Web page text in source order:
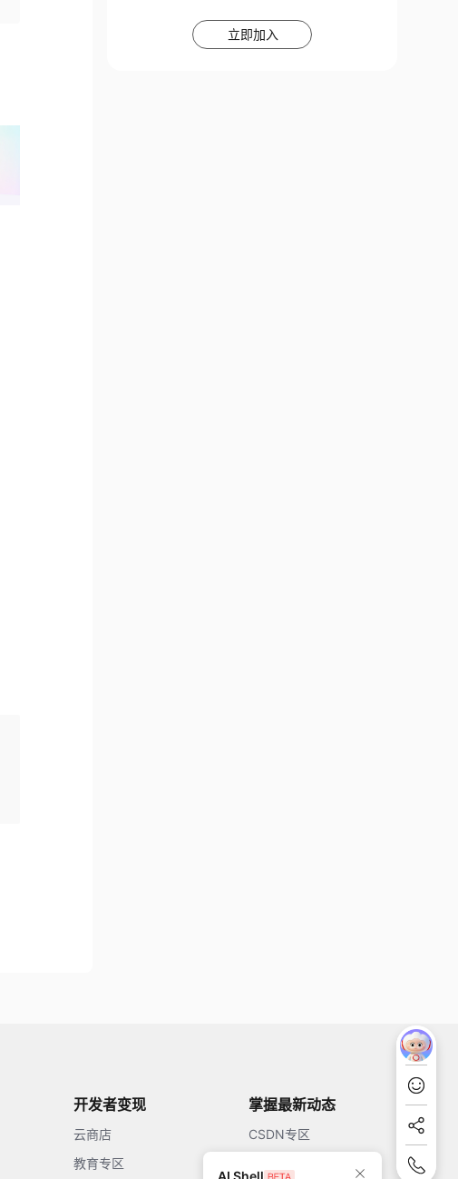
立即加入
AI Shell
开发者变现
云商店
教育专区
掌握最新动态
CSDN专区